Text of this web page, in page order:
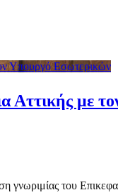
Υπουργό Εσωτερικών
Αττικής με
του